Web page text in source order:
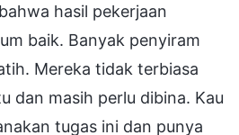
hasil pekerjaan
baik. Banyak penyiram
Mereka tidak terbiasa
dan masih perlu dibina. Kau
tugas ini dan punya